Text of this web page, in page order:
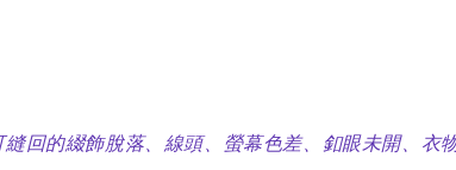
回的綴飾脫落、線頭、螢幕色差、釦眼未開、衣